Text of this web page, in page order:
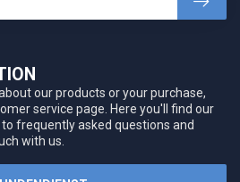
our products or your purchase,
service page. Here you'll find our
frequently asked questions and
with us.